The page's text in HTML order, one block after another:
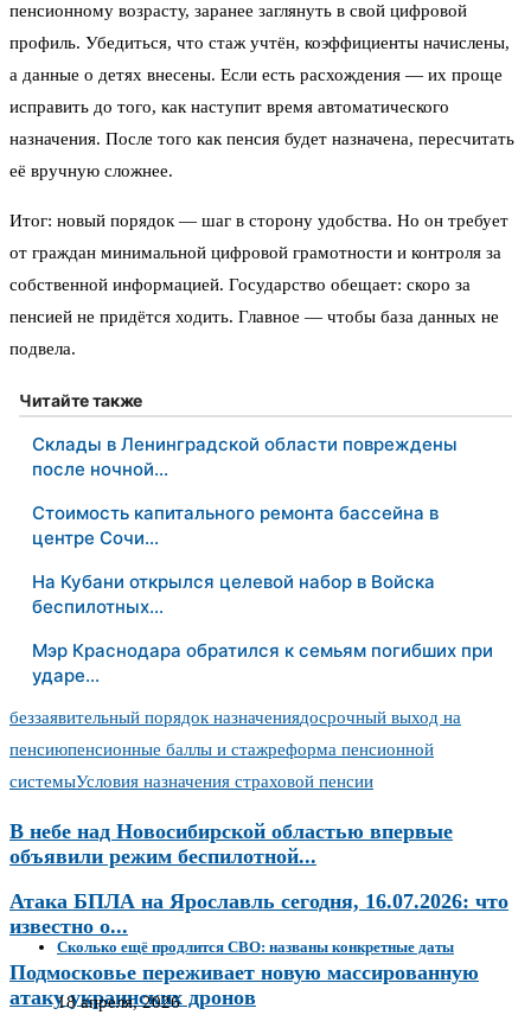
пенсионному возрасту, заранее заглянуть в свой цифровой
профиль. Убедиться, что стаж учтён, коэффициенты начислены,
а данные о детях внесены. Если есть расхождения — их проще
исправить до того, как наступит время автоматического
назначения. После того как пенсия будет назначена, пересчитать
её вручную сложнее.
Итог: новый порядок — шаг в сторону удобства. Но он требует
от граждан минимальной цифровой грамотности и контроля за
собственной информацией. Государство обещает: скоро за
пенсией не придётся ходить. Главное — чтобы база данных не
подвела.
Читайте также
Склады в Ленинградской области повреждены
после ночной…
Стоимость капитального ремонта бассейна в
центре Сочи…
На Кубани открылся целевой набор в Войска
беспилотных…
Мэр Краснодара обратился к семьям погибших при
ударе…
беззаявительный порядок назначениядосрочный выход на
пенсиюпенсионные баллы и стажреформа пенсионной
системыУсловия назначения страховой пенсии
В небе над Новосибирской областью впервые
объявили режим беспилотной...
Атака БПЛА на Ярославль сегодня, 16.07.2026: что
известно о...
Подмосковье переживает новую массированную
атаку украинских дронов
Сколько ещё продлится СВО: названы конкретные даты
18 апреля, 2026